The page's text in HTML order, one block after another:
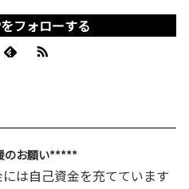
フォローする
のお願い*****
には自己資金を充てています